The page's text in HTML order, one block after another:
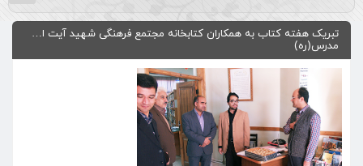
تبریک هفته کتاب به همکاران کتابخانه مجتمع فرهنگی شهید آیت ا…
مدرس(ره)